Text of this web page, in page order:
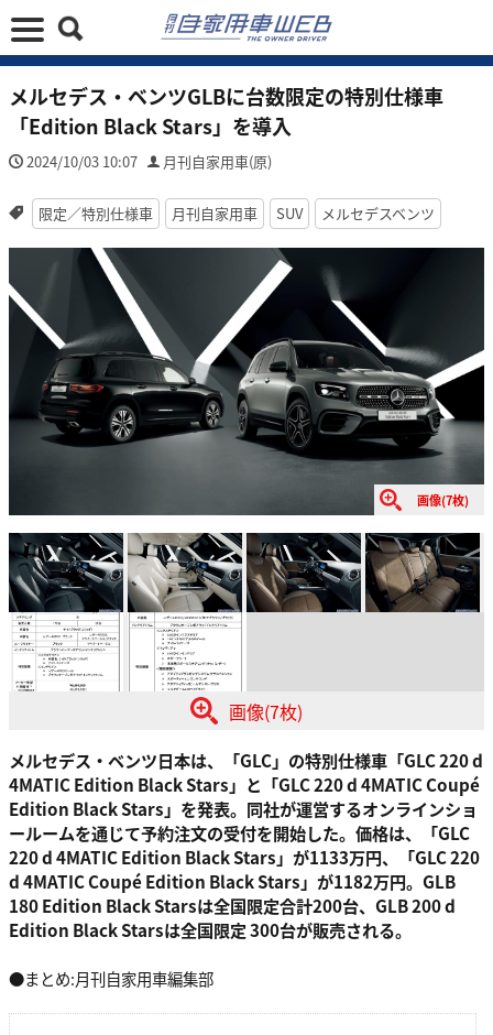
メルセデス・ベンツGLBに台数限定の特別仕様車
「Edition Black Stars」を導入
2024/10/03 10:07 月刊自家用車(原)
限定／特別仕様車 月刊自家用車 SUV メルセデスベンツ
画像(7枚)
画像(7枚)
メルセデス・ベンツ日本は、「GLC」の特別仕様車「GLC 220 d
4MATIC Edition Black Stars」と「GLC 220 d 4MATIC Coupé
Edition Black Stars」を発表。同社が運営するオンラインショ
ールームを通じて予約注文の受付を開始した。価格は、「GLC
220 d 4MATIC Edition Black Stars」が1133万円、「GLC 220
d 4MATIC Coupé Edition Black Stars」が1182万円。GLB
180 Edition Black Starsは全国限定合計200台、GLB 200 d
Edition Black Starsは全国限定 300台が販売される。
●まとめ:月刊自家用車編集部